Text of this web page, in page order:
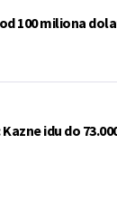
100 miliona
idu do